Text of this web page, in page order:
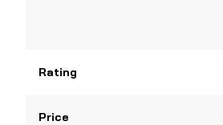
Rating
Price